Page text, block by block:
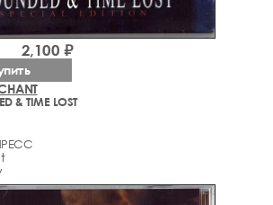
& TIME LOST
2,100 ₽